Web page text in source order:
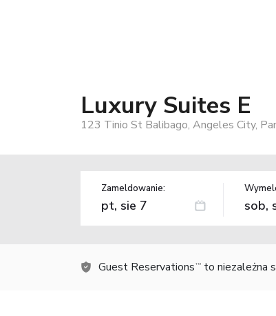
Luxury Suites E
123 Tinio St Balibago, Angeles City,
Zameldowanie:
Guest Reservations TM to niezależna